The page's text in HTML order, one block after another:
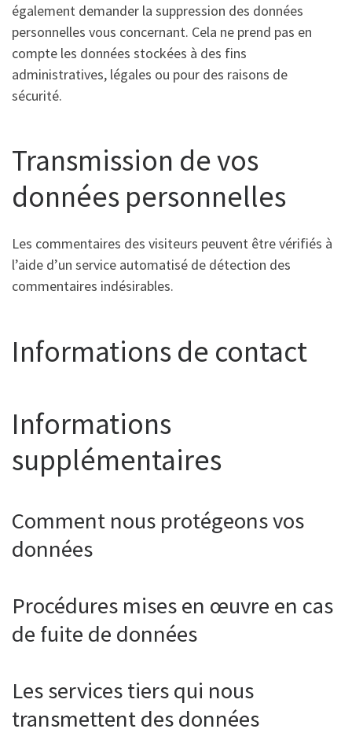
également demander la suppression des données
personnelles vous concernant. Cela ne prend pas en
compte les données stockées à des fins
administratives, légales ou pour des raisons de
sécurité.
Transmission de vos
données personnelles
Les commentaires des visiteurs peuvent être vérifiés à
l’aide d’un service automatisé de détection des
commentaires indésirables.
Informations de contact
Informations
supplémentaires
Comment nous protégeons vos
données
Procédures mises en œuvre en cas
de fuite de données
Les services tiers qui nous
transmettent des données